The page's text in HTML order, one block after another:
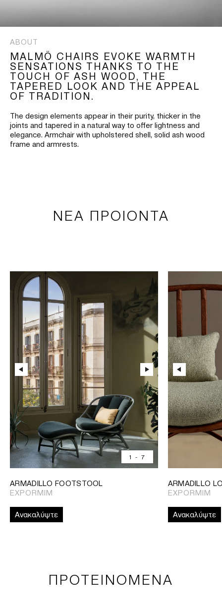
ABOUT
MALMÖ CHAIRS EVOKE WARMTH
SENSATIONS THANKS TO THE
TOUCH OF ASH WOOD, THE
TAPERED LOOK AND THE APPEAL
OF TRADITION.
The design elements appear in their purity, thicker in the
joints and tapered in a natural way to offer lightness and
elegance. Armchair with upholstered shell, solid ash wood
frame and armrests.
ΝΕΑ ΠΡΟΙΟΝΤΑ
1 - 7
ARMADILLO FOOTSTOOL
EXPORMIM
Ανακαλύψτε
ARMADILLO
EXPORMIM
Ανακαλύψτε
ΠΡΟΤΕΙΝΟΜΕΝΑ